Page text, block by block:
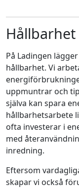
Hållbarhet
På Ladingen
hållbarhet. Vi
uppmuntrar och
själva kan spara
hållbarhetsarbete
ofta investerar i
med
inredning.
Eftersom
skapar vi också